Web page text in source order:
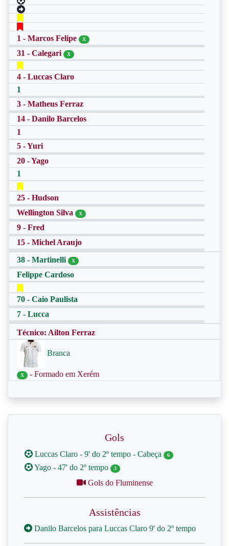
1 - Marcos Felipe X
31 - Calegari X
4 - Luccas Claro
1
3 - Matheus Ferraz
14 - Danilo Barcelos
1
5 - Yuri
20 - Yago
1
25 - Hudson
Wellington Silva
X
9 - Fred
15 - Michel Araujo
38 - Martinelli
X
Felippe Cardoso
70 - Caio Paulista
7 - Lucca
Técnico: Ailton Ferraz
Branca
X - Formado em Xerém
Gols
Luccas Claro - 9' do 2º tempo - Cabeça 6
Yago - 47' do 2º tempo 3
Gols do Fluminense
Assistências
Danilo Barcelos para Luccas Claro 9' do 2º tempo